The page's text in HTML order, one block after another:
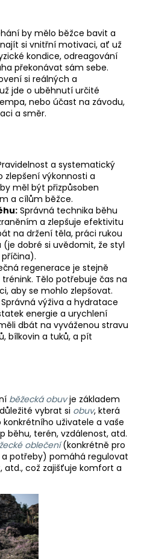
by mělo běžce bavit a
si vnitřní motivaci, ať už
kondice, odreagování
překonávat sám sebe.
si reálných a
jde o uběhnutí určité
nebo účast na závodu,
a směr.
a systematický
zlepšení výkonnosti a
měl být přizpůsoben
a cílům běžce.
Správná technika běhu
a zlepšuje efektivitu
na držení těla, práci rukou
(je dobré si uvědomit, že styl
regenerace je stejně
Tělo potřebuje čas na
aby se mohlo zlepšovat.
Správná výživa a hydratace
energie a urychlení
dbát na vyváženou stravu
bílkovin a tuků, a pít
běžecká obuvje základem
vybrat si obuv, která
konkrétního uživatele a vaše
běhu, terén, vzdálenost, atd.
oblečení(konkrétně pro
potřeby) pomáhá regulovat
což zajišťuje komfort a